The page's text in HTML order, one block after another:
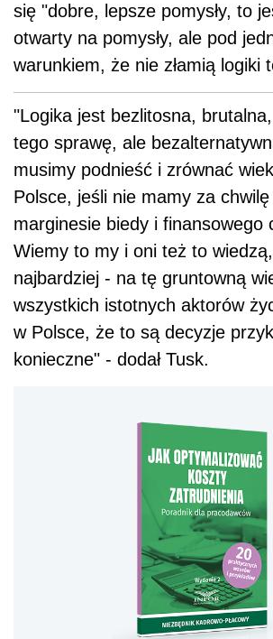
się "dobre, lepsze pomysły, to
otwarty na pomysły, ale pod
warunkiem, że nie złamią logiki
"Logika jest bezlitosna,
tego sprawę, ale
musimy podnieść i zrównać
Polsce, jeśli nie mamy za
marginesie biedy i finansowego
Wiemy to my i oni też to
najbardziej - na tę gruntowną
wszystkich istotnych aktorów
w Polsce, że to są decyzje
konieczne" - dodał Tusk.